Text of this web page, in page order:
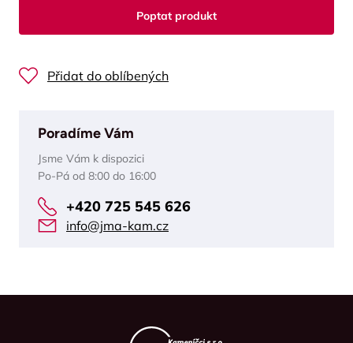
Poptat produkt
Přidat do oblíbených
Poradíme Vám
Jsme Vám k dispozici
Po-Pá od 8:00 do 16:00
+420 725 545 626
info@jma-kam.cz